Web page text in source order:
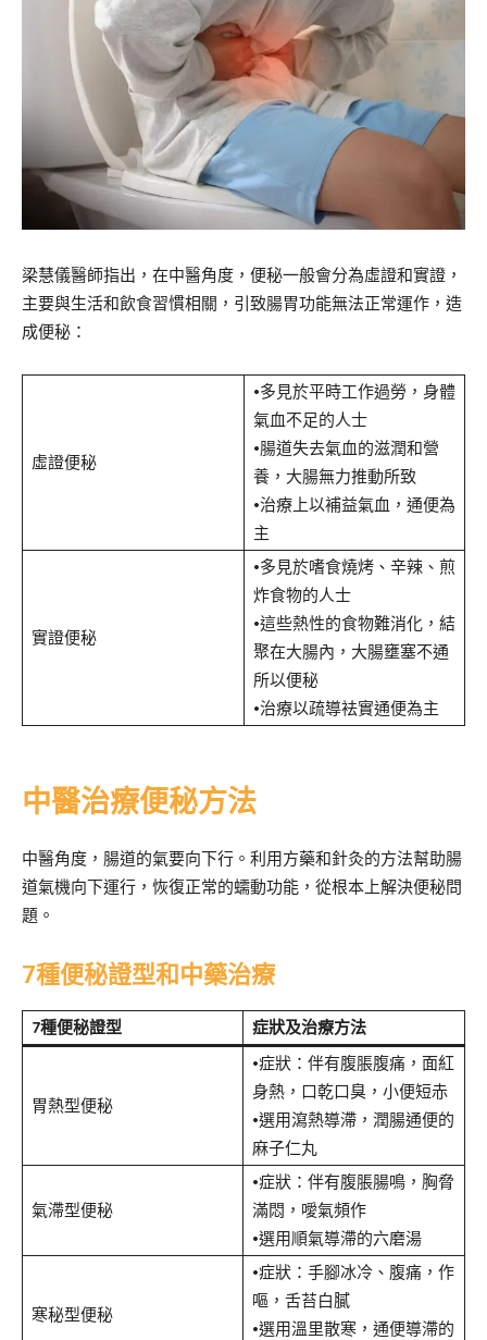
梁慧儀醫師指出，在中醫角度，便秘一般會分為虛證和實證，
主要與生活和飲食習慣相關，引致腸胃功能無法正常運作，造
成便秘：
虛證便秘
•多見於平時工作過勞，身體
氣血不足的人士
•腸道失去氣血的滋潤和營
養，大腸無力推動所致
•治療上以補益氣血，通便為
主
實證便秘
•多見於嗜食燒烤、辛辣、煎
炸食物的人士
•這些熱性的食物難消化，結
聚在大腸內，大腸壅塞不通
所以便秘
•治療以疏導袪實通便為主
中醫治療便秘方法
中醫角度，腸道的氣要向下行。利用方藥和針灸的方法幫助腸
道氣機向下運行，恢復正常的蠕動功能，從根本上解決便秘問
題。
7種便秘證型和中藥治療
7種便秘證型 症狀及治療方法
胃熱型便秘
•症狀：伴有腹脹腹痛，面紅
身熱，口乾口臭，小便短赤
•選用瀉熱導滯，潤腸通便的
麻子仁丸
氣滯型便秘
•症狀：伴有腹脹腸鳴，胸脅
滿悶，噯氣頻作
•選用順氣導滯的六磨湯
寒秘型便秘
•症狀：手腳冰冷、腹痛，作
嘔，舌苔白膩
•選用溫里散寒，通便導滯的